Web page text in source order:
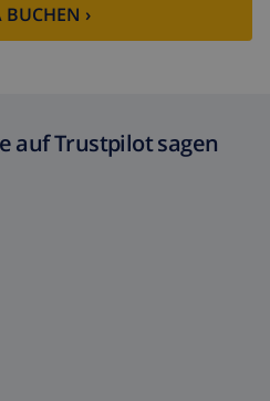
›
auf Trustpilot sagen